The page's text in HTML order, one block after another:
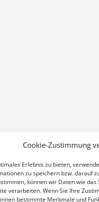
Cookie-Zustimmung
Erlebnis zu bieten,
zu speichern bzw. darauf
können wir Daten wie
verarbeiten. Wenn Sie Ihre
bestimmte Merkmale und